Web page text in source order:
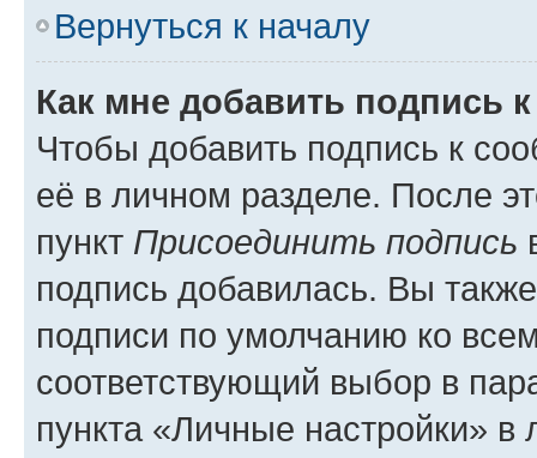
Вернуться к началу
Как мне добавить подпись
Чтобы добавить подпись к
её в личном разделе. После
пункт Присоединить подпись
подпись добавилась. Вы
подписи по умолчанию ко
соответствующий выбор в
пункта «Личные настройки»